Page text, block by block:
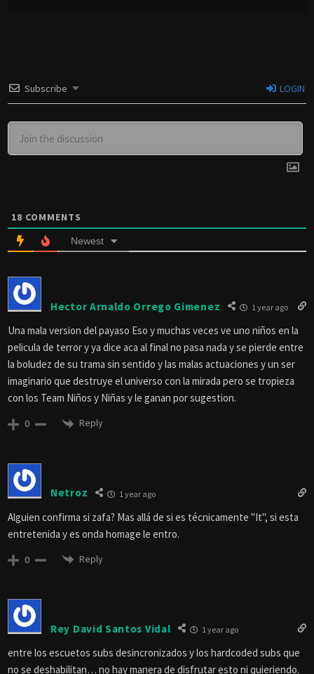
Subscribe LOGIN
18 COMMENTS
Newest
Hector Arnaldo Orrego Gimenez 1 year ago
Una mala version del payaso Eso y muchas veces ve uno niños en la
pelicula de terror y ya dice aca al final no pasa nada y se pierde entre
la boludez de su trama sin sentido y las malas actuaciones y un ser
imaginario que destruye el universo con la mirada pero se tropieza
con los Team Niños y Niñas y le ganan por sugestion.
0 Reply
Netroz 1 year ago
Alguien confirma si zafa? Mas allá de si es técnicamente "It", si esta
entretenida y es onda homage le entro.
0 Reply
Rey David Santos Vidal 1 year ago
entre los escuetos subs desincronizados y los hardcoded subs que
no se deshabilitan… no hay manera de disfrutar esto ni quieriendo.